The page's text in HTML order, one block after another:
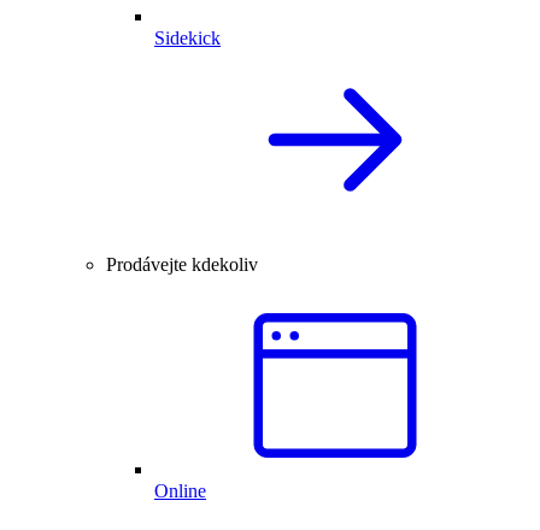
Sidekick
Prodávejte kdekoliv
Online